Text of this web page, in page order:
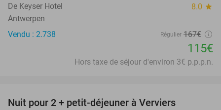
De Keyser Hotel 8.0 star
Antwerpen
Vendu : 2.738
Régulier 167€
115€
Hors taxe de séjour d'environ 3€ p.p.p.n.
Nuit pour 2 + petit-déjeuner à Verviers